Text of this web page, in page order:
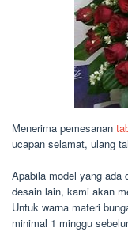
Menerima pemesanan
ucapan selamat, ulang
Apabila model yang ada
desain lain, kami akan
Untuk warna materi
minimal 1 minggu